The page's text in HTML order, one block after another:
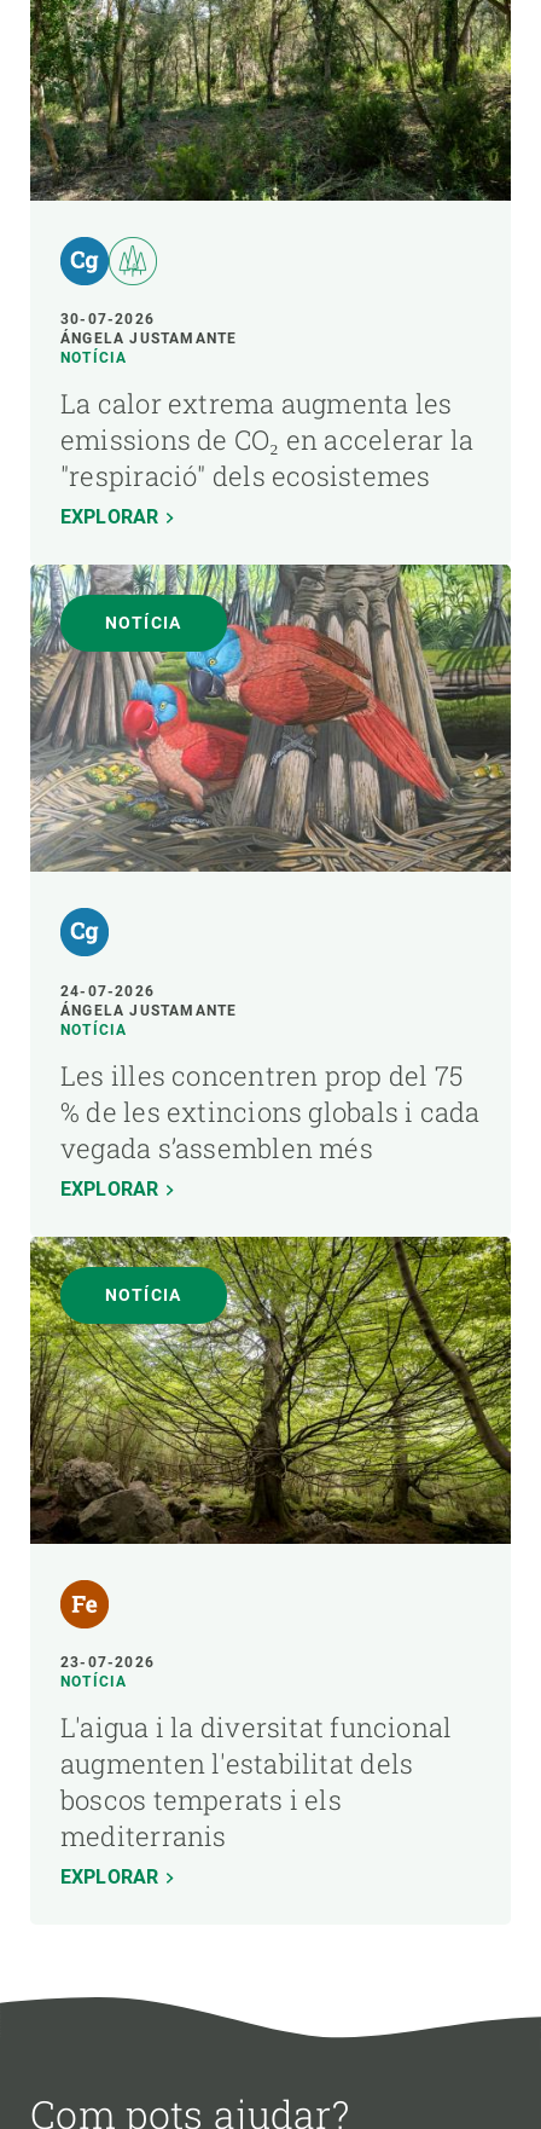
30-07-2026
ÁNGELA JUSTAMANTE
NOTÍCIA
La calor extrema augmenta les
emissions de CO₂ en accelerar la
"respiració" dels ecosistemes
EXPLORAR
NOTÍCIA
24-07-2026
ÁNGELA JUSTAMANTE
NOTÍCIA
Les illes concentren prop del 75
% de les extincions globals i cada
vegada s’assemblen més
EXPLORAR
NOTÍCIA
23-07-2026
NOTÍCIA
L'aigua i la diversitat funcional
augmenten l'estabilitat dels
boscos temperats i els
mediterranis
EXPLORAR
Com pots ajudar?